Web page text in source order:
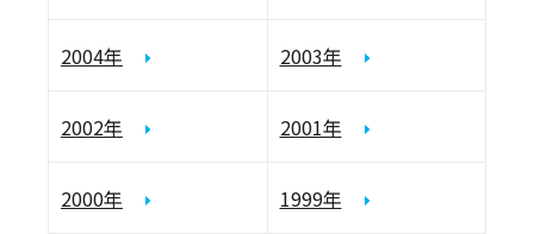
2004年 2003年
2002年 2001年
2000年 1999年